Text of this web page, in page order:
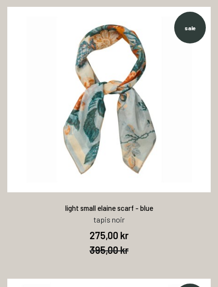
sale
light small elaine scarf - blue
tapis noir
275,00 kr
395,00 kr